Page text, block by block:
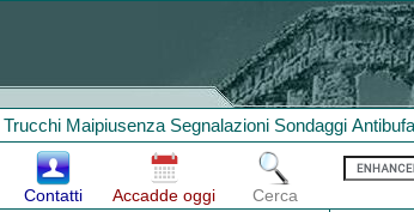
Trucchi Maipiusenza Segnalazioni Sondaggi
Contatti Accadde oggi Cerca